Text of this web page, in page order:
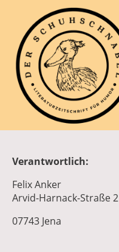
Verantwortlich:
Felix Anker
Arvid-Harnack-Straße 2
07743 Jena